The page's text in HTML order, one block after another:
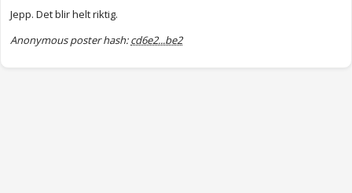
Jepp. Det blir helt riktig.
Anonymous poster hash:cd6e2...be2